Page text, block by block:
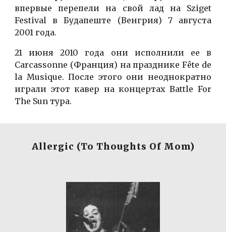
впервые перепели на свой лад на Sziget
Festival в Будапеште (Венгрия) 7 августа
2001 года.
21 июня 2010 года они исполнили ее в
Carcassonne (Франция) на празднике Fête de
la Musique. После этого они неоднократно
играли этот кавер на концертах Battle For
The Sun тура.
Allergic (To Thoughts Of Mom)